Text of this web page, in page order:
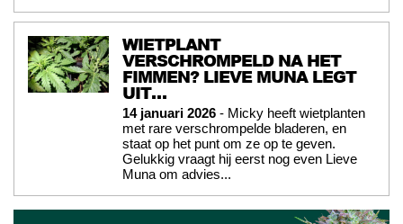
WIETPLANT
VERSCHROMPELD NA HET
FIMMEN? LIEVE MUNA LEGT
UIT…
14 januari 2026 - Micky heeft wietplanten
met rare verschrompelde bladeren, en
staat op het punt om ze op te geven.
Gelukkig vraagt hij eerst nog even Lieve
Muna om advies...